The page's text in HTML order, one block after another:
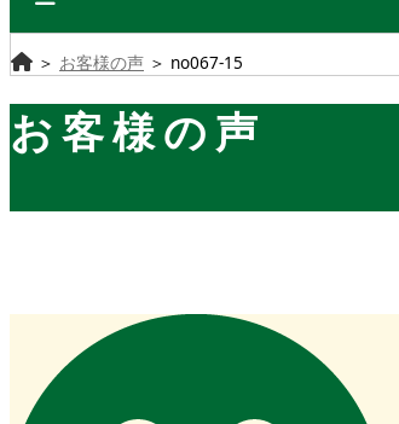
＞ お客様の声 ＞ no067-15
お客様の声